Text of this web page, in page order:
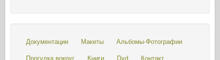
Документации Макеты
Альбомы-Фотографии
Прогулка вокруг
Книги Dvd Контакт